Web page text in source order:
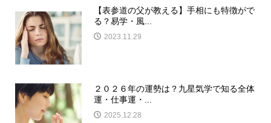
【表参道の父が教える】手相にも特徴がで
る？易学・風...
2023.11.29
２０２６年の運勢は？九星気学で知る全体
運・仕事運・...
2025.12.28